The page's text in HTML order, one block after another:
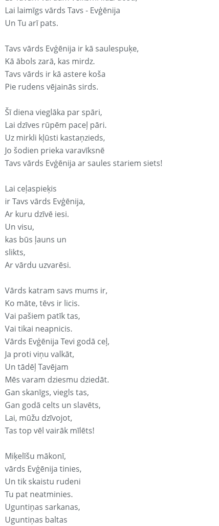
Lai laimīgs vārds Tavs - Evģēnija
Un Tu arī pats.
Tavs vārds Evģēnija ir kā saulespuķe,
Kā ābols zarā, kas mirdz.
Tavs vārds ir kā astere koša
Pie rudens vējainās sirds.
Šī diena vieglāka par spāri,
Lai dzīves rūpēm paceļ pāri.
Uz mirkli kļūsti kastaņzieds,
Jo šodien prieka varavīksnē
Tavs vārds Evģēnija ar saules stariem siets!
Lai ceļaspieķis
ir Tavs vārds Evģēnija,
Ar kuru dzīvē iesi.
Un visu,
kas būs ļauns un
slikts,
Ar vārdu uzvarēsi.
Vārds katram savs mums ir,
Ko māte, tēvs ir licis.
Vai pašiem patīk tas,
Vai tikai neapnicis.
Vārds Evģēnija Tevi godā ceļ,
Ja proti viņu valkāt,
Un tādēļ Tavējam
Mēs varam dziesmu dziedāt.
Gan skanīgs, viegls tas,
Gan godā celts un slavēts,
Lai, mūžu dzīvojot,
Tas top vēl vairāk mīlēts!
Miķelīšu mākonī,
vārds Evģēnija tinies,
Un tik skaistu rudeni
Tu pat neatminies.
Uguntiņas sarkanas,
Uguntiņas baltas